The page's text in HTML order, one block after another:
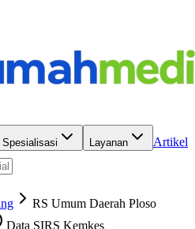
Spesialisasi Layanan Artikel
RS Umum Daerah Ploso
Data SIRS Kemkes